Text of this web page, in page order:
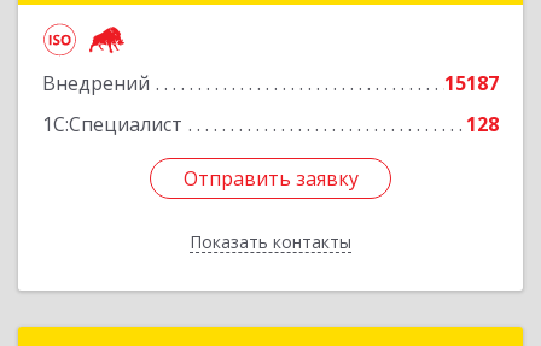
Внедрений
15187
1С:Специалист
128
Отправить заявку
Показать контакты
Отправить заявку
Назад